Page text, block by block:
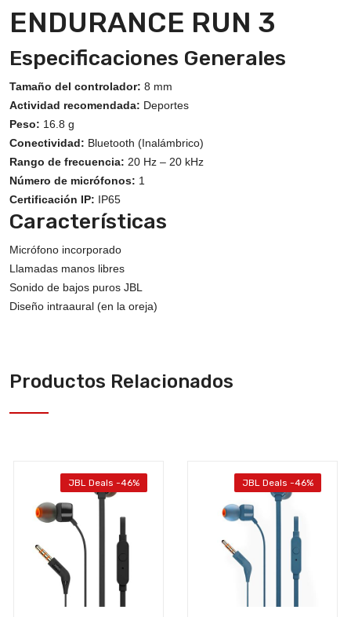
ENDURANCE RUN 3
Especificaciones Generales
Tamaño del controlador: 8 mm
Actividad recomendada: Deportes
Peso: 16.8 g
Conectividad: Bluetooth (Inalámbrico)
Rango de frecuencia: 20 Hz – 20 kHz
Número de micrófonos: 1
Certificación IP: IP65
Características
Micrófono incorporado
Llamadas manos libres
Sonido de bajos puros JBL
Diseño intraaural (en la oreja)
Productos Relacionados
JBL Deals -46% JBL Deals -46%